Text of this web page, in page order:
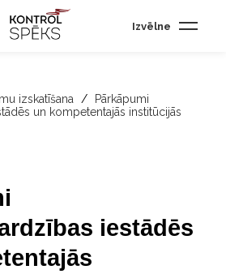
Izvēlne
izskatīšana /
Pārkāpumi
un kompetentajās institūcijās
iestādēs